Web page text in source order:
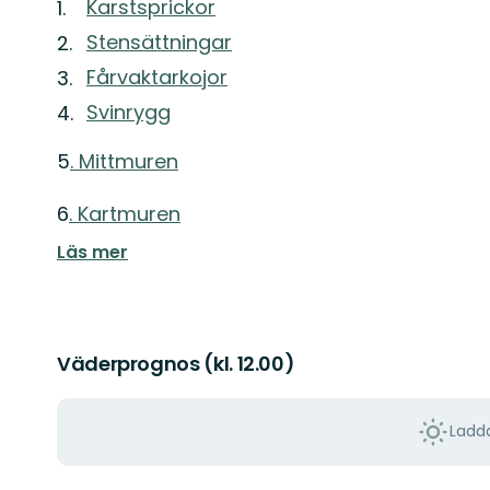
Karstsprickor
Stensättningar
Fårvaktarkojor
Svinrygg
5. Mittmuren
6. Kartmuren
Läs mer
Väderprognos (kl. 12.00)